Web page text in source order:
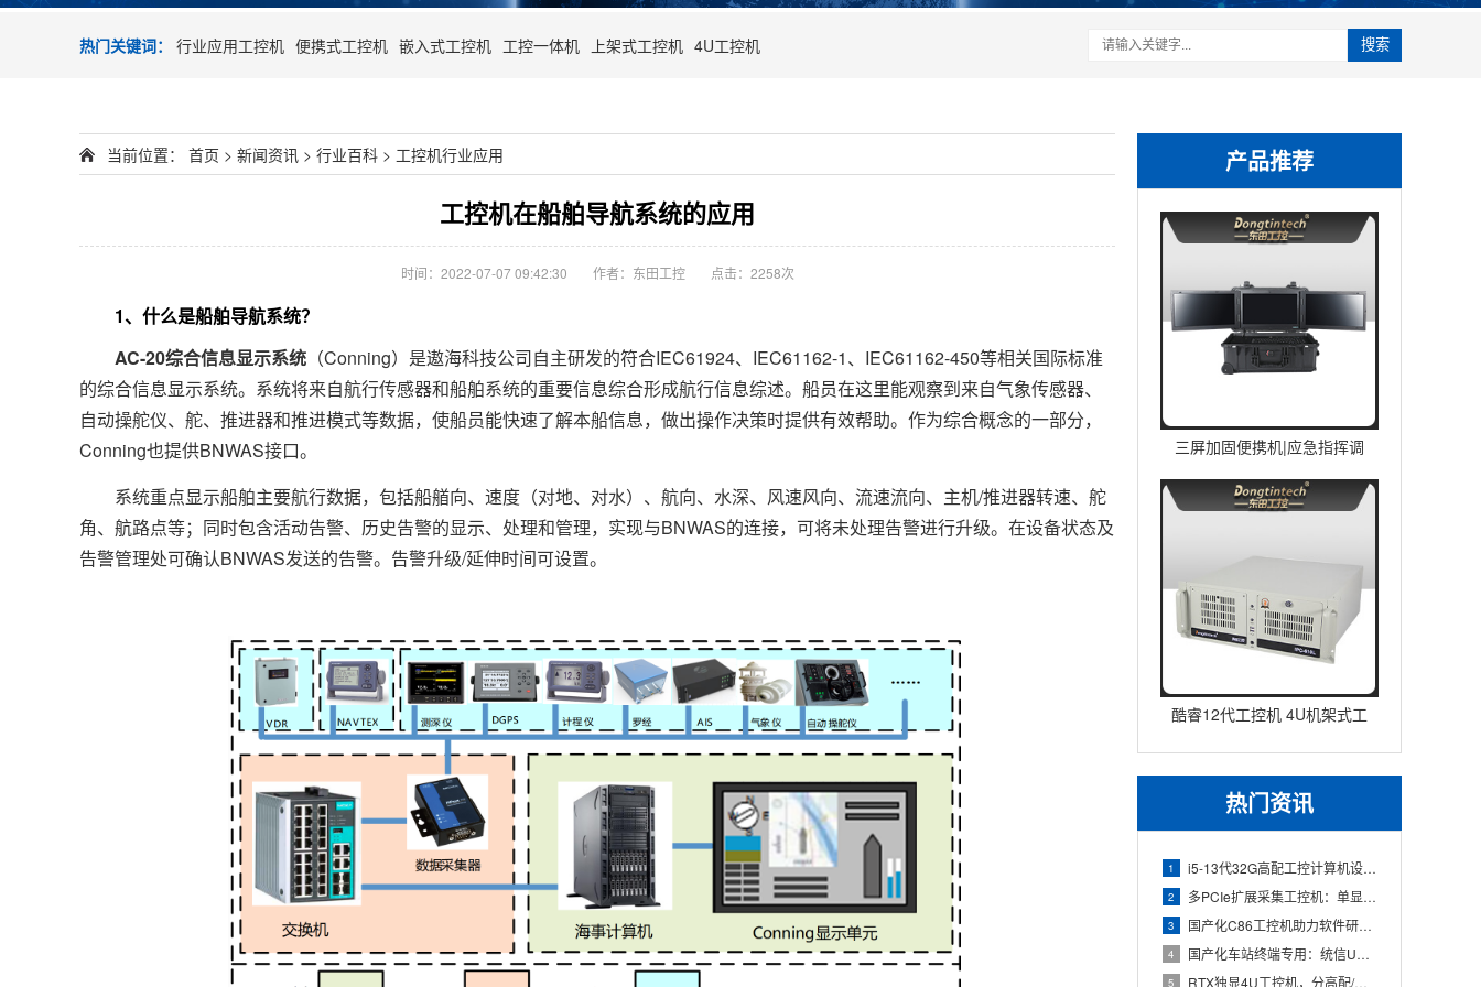
热门关键词： 行业应用工控机 便携式工控机 嵌入式工控机 工控一体机 上架式工控机 4U工控机 搜索
产品推荐
三屏加固便携机|应急指挥调
度台移动终端|DTG-U1713-
酷睿12代工控机 4U机架式工
业控制器 DT-610L-IZ
热门资讯
1 i5-13代32G高配工控计算机设备，智能制造工位整机显示成
2 多PCIe扩展采集工控机：单显卡+多路采集卡高性价比方案
3 国产化C86工控机助力软件研发：从需求分析到落地部署
4 国产化车站终端专用：统信UOS兆芯八核嵌入式轨交工控机落地方
5 RTX独显4U工控机，分高配/低配适配无人机作业全场景
当前位置： 首页 > 新闻资讯 > 行业百科 > 工控机行业应用
工控机在船舶导航系统的应用
时间：2022-07-07 09:42:30 作者：东田工控 点击： 2258次
1、什么是船舶导航系统？
AC-20综合信息显示系统 （Conning）是遨海科技公司自主研发的符合IEC61924、IEC61162-1、IEC61162-450等相关国际标准
的综合信息显示系统。系统将来自航行传感器和船舶系统的重要信息综合形成航行信息综述。船员在这里能观察到来自气象传感器、
自动操舵仪、舵、推进器和推进模式等数据，使船员能快速了解本船信息，做出操作决策时提供有效帮助。作为综合概念的一部分，
Conning也提供BNWAS接口。
系统重点显示船舶主要航行数据，包括船艏向、速度（对地、对水）、航向、水深、风速风向、流速流向、主机/推进器转速、舵
角、航路点等；同时包含活动告警、历史告警的显示、处理和管理，实现与BNWAS的连接，可将未处理告警进行升级。在设备状态及
告警管理处可确认BNWAS发送的告警。告警升级/延伸时间可设置。